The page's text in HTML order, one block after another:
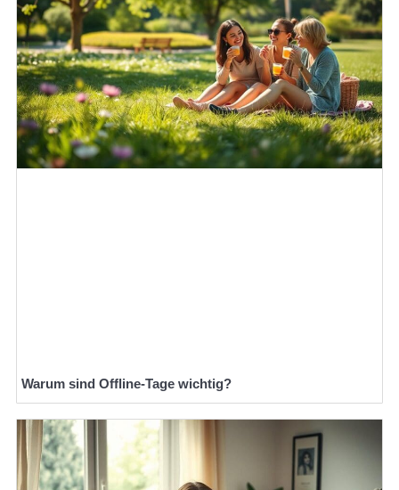
Warum sind Offline-Tage wichtig?